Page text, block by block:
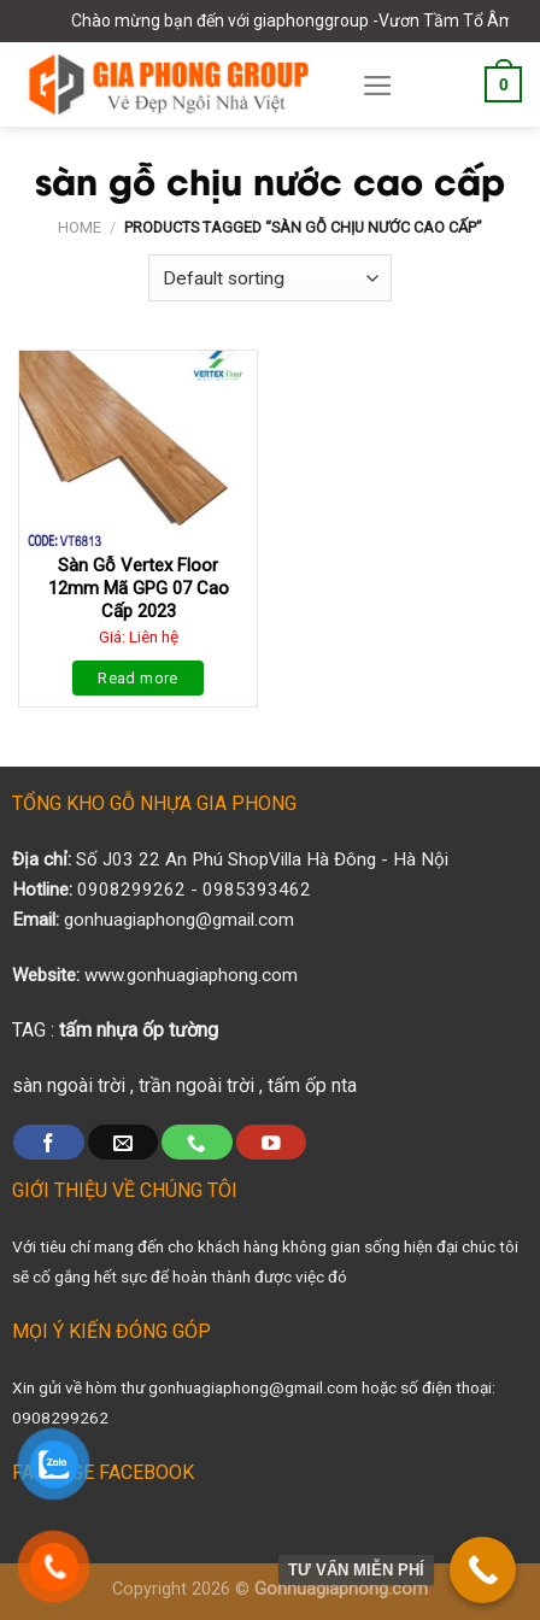
to
content
Chào mừng bạn đến với giaphonggroup -Vươn Tầm Tổ Âm Việt
0
sàn gỗ chịu nước cao cấp
HOME / PRODUCTS TAGGED “SÀN GỖ CHỊU NƯỚC CAO CẤP”
Sàn Gỗ Vertex Floor
12mm Mã GPG 07 Cao
Cấp 2023
Giá: Liên hệ
Read more
TỔNG KHO GỖ NHỰA GIA PHONG
Địa chỉ:Số J03 22 An Phú ShopVilla Hà Đông - Hà Nội
Hotline:0908299262 - 0985393462
Email:gonhuagiaphong@gmail.com
Website:www.gonhuagiaphong.com
TAG : tấm nhựa ốp tường
sàn ngoài trời, trần ngoài trời, tấm ốp nta
GIỚI THIỆU VỀ CHÚNG TÔI
Với tiêu chí mang đến cho khách hàng không gian sống hiện đại chúc tôi
sẽ cố gắng hết sực để hoàn thành được việc đó
MỌI Ý KIẾN ĐÓNG GÓP
Xin gửi về hòm thư gonhuagiaphong@gmail.com hoặc số điện thoại:
0908299262
FANPAGE FACEBOOK
Copyright 2026 © Gonhuagiaphong.com
TƯ VẤN MIỄN PHÍ